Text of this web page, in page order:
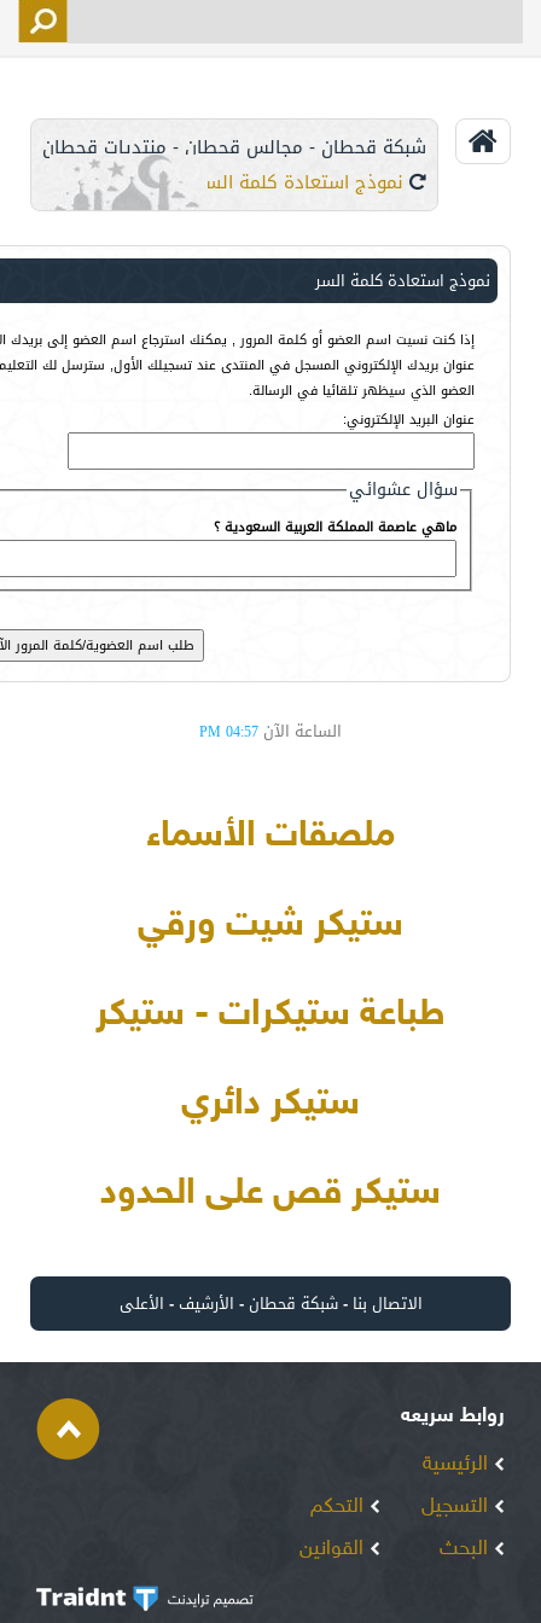
التحكم
شبكة قحطان - مجالس قحطان - منتديات قحطان
نموذج استعادة كلمة السر
نموذج استعادة كلمة السر
إذا كنت نسيت اسم العضو أو كلمة المرور , يمكنك استرجاع اسم العضو إلى بريدك
عنوان بريدك الإلكتروني المسجل في المنتدى عند تسجيلك الأول, سترسل لك
العضو الذي سيظهر تلقائيا في الرسالة.
عنوان البريد الإلكتروني:
سؤال عشوائي
ماهي عاصمة المملكة العربية السعودية ؟
الساعة الآن 04:57 PM
ملصقات الأسماء
ستيكر شيت ورقي
طباعة ستيكرات - ستيكر
ستيكر دائري
ستيكر قص على الحدود
الاتصال بنا -شبكة قحطان- الأرشيف- الأعلى
روابط سريعه
الرئيسية
التسجيل
البحث
التحكم
القوانين